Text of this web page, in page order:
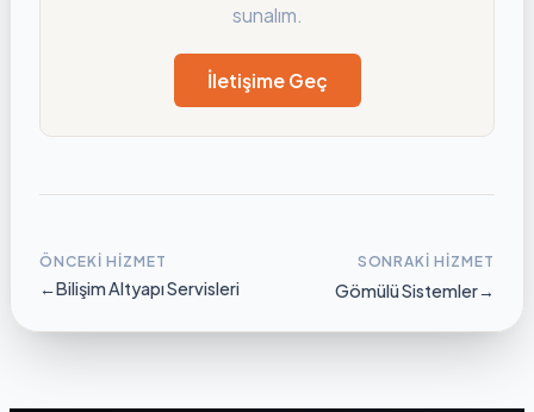
sunalım.
İletişime Geç
ÖNCEKI HIZMET
←Bilişim Altyapı Servisleri
SONRAKI HIZMET
Gömülü Sistemler→